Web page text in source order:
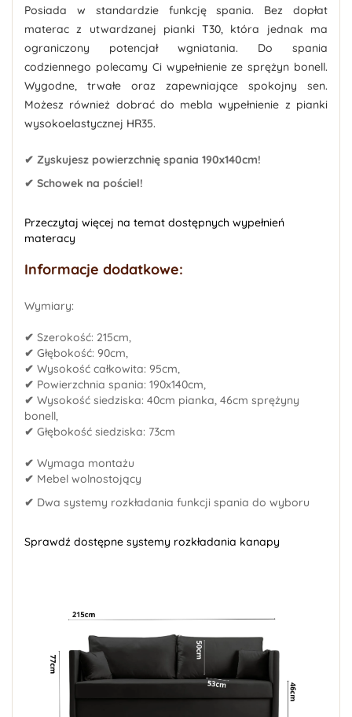
Posiada w standardzie funkcję spania. Bez dopłat
materac z utwardzanej pianki T30, która jednak ma
ograniczony potencjał wgniatania. Do spania
codziennego polecamy Ci wypełnienie ze sprężyn bonell.
Wygodne, trwałe oraz zapewniające spokojny sen.
Możesz również dobrać do mebla wypełnienie z pianki
wysokoelastycznej HR35.
✔ Zyskujesz powierzchnię spania 190x140cm!
✔ Schowek na pościel!
Przeczytaj więcej na temat dostępnych wypełnień
materacy
Informacje dodatkowe:
Wymiary:
✔ Szerokość: 215cm,
✔ Głębokość: 90cm,
✔ Wysokość całkowita: 95cm,
✔ Powierzchnia spania: 190x140cm,
✔ Wysokość siedziska: 40cm pianka, 46cm sprężyny
bonell,
✔ Głębokość siedziska: 73cm
✔ Wymaga montażu
✔ Mebel wolnostojący
✔ Dwa systemy rozkładania funkcji spania do wyboru
Sprawdź dostępne systemy rozkładania kanapy